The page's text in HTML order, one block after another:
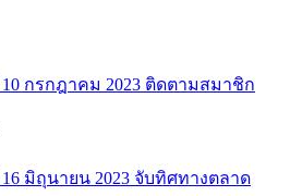
กรกฎาคม 2023 ติดตามสมาชิก
มิถุนายน 2023 จับทิศทางตลาด